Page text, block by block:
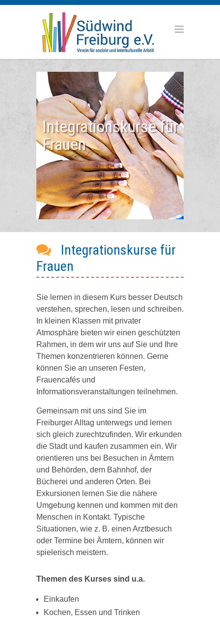
Integrationskurse für
Frauen
Integrationskurse für
Frauen
Sie lernen in diesem Kurs besser Deutsch
verstehen, sprechen, lesen und schreiben.
In kleinen Klassen mit privater
Atmosphäre bieten wir einen geschützten
Rahmen, in dem wir uns auf Sie und Ihre
Themen konzentrieren können. Gerne
können Sie an unseren Festen,
Frauencafés und
Informationsveranstaltungen teilnehmen.
Gemeinsam mit uns sind Sie im
Freiburger Alltag unterwegs und lernen
sich gleich zurechtzufinden. Wir erkunden
die Stadt und kaufen zusammen ein. Wir
orientieren uns bei Besuchen in Ämtern
und Behörden, dem Bahnhof, der
Bücherei und anderen Orten. Bei
Exkursionen lernen Sie die nähere
Umgebung kennen und kommen mit den
Menschen in Kontakt. Typische
Situationen, wie z. B. einen Arztbesuch
oder Termine bei Ämtern, können wir
spielerisch meistern.
Themen des Kurses sind u.a.
Einkaufen
Kochen, Essen und Trinken